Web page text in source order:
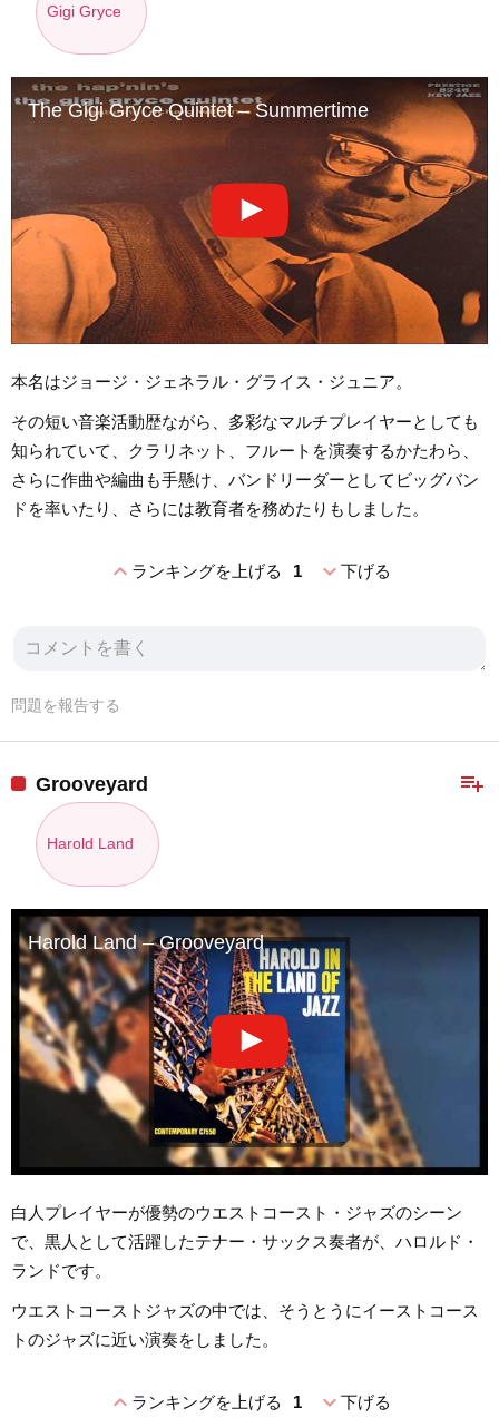
Gigi Gryce
The Gigi Gryce Quintet – Summertime
本名はジョージ・ジェネラル・グライス・ジュニア。
その短い音楽活動歴ながら、多彩なマルチプレイヤーとしても
知られていて、クラリネット、フルートを演奏するかたわら、
さらに作曲や編曲も手懸け、バンドリーダーとしてビッグバン
ドを率いたり、さらには教育者を務めたりもしました。
expand_lessランキングを上げる 1 expand_more下げる
問題を報告する
playlist_add
Grooveyard
Harold Land
Harold Land – Grooveyard
白人プレイヤーが優勢のウエストコースト・ジャズのシーン
で、黒人として活躍したテナー・サックス奏者が、ハロルド・
ランドです。
ウエストコーストジャズの中では、そうとうにイーストコース
トのジャズに近い演奏をしました。
expand_lessランキングを上げる 1 expand_more下げる